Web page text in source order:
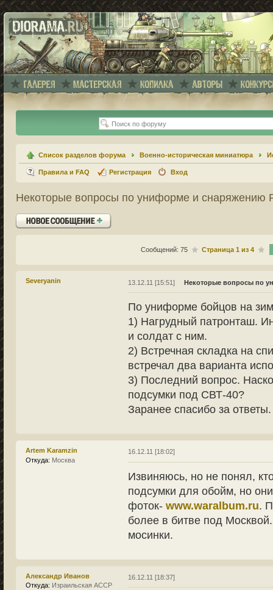
Список разделов форума Военно-историческая миниатюра
Правила и FAQ Регистрация Вход
Некоторые вопросы по униформе и снаряжению
Ответить
Сообщений: 75 Страница 1 из 4
Severyanin 13.12.11 [15:51] Некоторые вопросы по
По униформе бойцов на
1) Нагрудный патронташ.
и солдат с ним.
2) Встречная складка на
встречал два варианта
3) Последний вопрос.
подсумки под СВТ-40?
Заранее спасибо за ответы.
Artem Karamzin
Откуда: Москва
16.12.11 [18:02]
Извиняюсь, но не понял,
подсумки для обойм, но
фоток- www.waralbum.ru.
более в битве под
мосинки.
Александр Иванов
Откуда: Израильская АССР
16.12.11 [18:37]